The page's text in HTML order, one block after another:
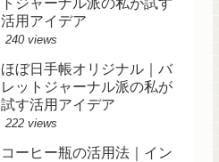
トジャーナル派の私が試す
活用アイデア
240 views
ほぼ日手帳オリジナル｜バ
レットジャーナル派の私が
試す活用アイデア
222 views
コーヒー瓶の活用法｜イン